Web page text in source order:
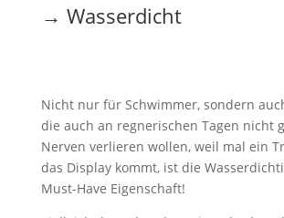
→ Wasserdicht
Nicht nur für Schwimmer, sondern
die auch an regnerischen Tagen nicht
Nerven verlieren wollen, weil mal ein
das Display kommt, ist die
Must-Have Eigenschaft!